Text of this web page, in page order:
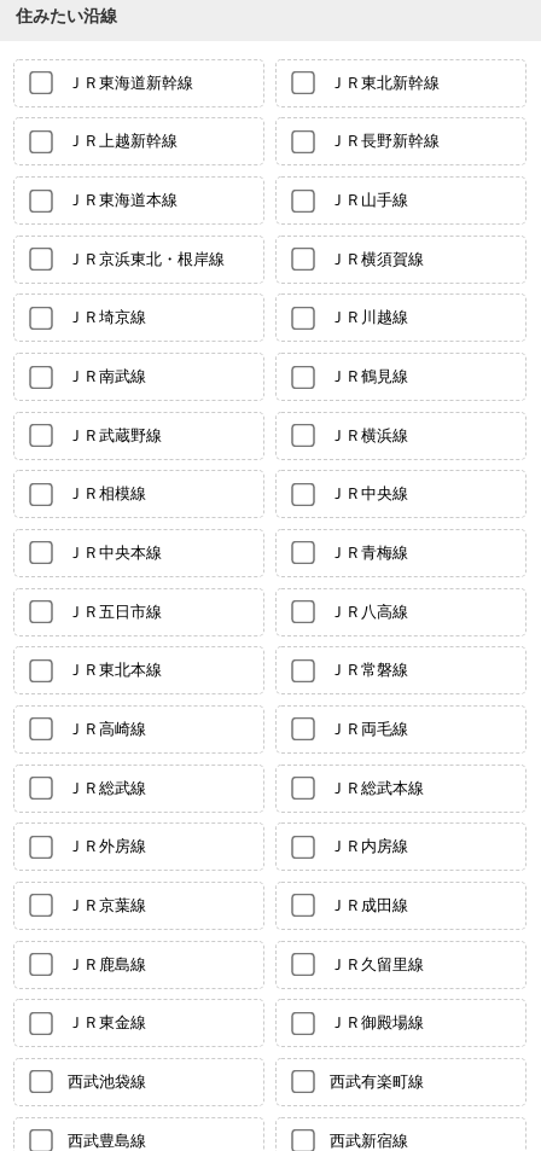
住みたい沿線
ＪＲ東海道新幹線 ＪＲ東北新幹線
ＪＲ上越新幹線 ＪＲ長野新幹線
ＪＲ東海道本線 ＪＲ山手線
ＪＲ京浜東北・根岸線 ＪＲ横須賀線
ＪＲ埼京線 ＪＲ川越線
ＪＲ南武線 ＪＲ鶴見線
ＪＲ武蔵野線 ＪＲ横浜線
ＪＲ相模線 ＪＲ中央線
ＪＲ中央本線 ＪＲ青梅線
ＪＲ五日市線 ＪＲ八高線
ＪＲ東北本線 ＪＲ常磐線
ＪＲ高崎線 ＪＲ両毛線
ＪＲ総武線 ＪＲ総武本線
ＪＲ外房線 ＪＲ内房線
ＪＲ京葉線 ＪＲ成田線
ＪＲ鹿島線 ＪＲ久留里線
ＪＲ東金線 ＪＲ御殿場線
西武池袋線 西武有楽町線
西武豊島線 西武新宿線